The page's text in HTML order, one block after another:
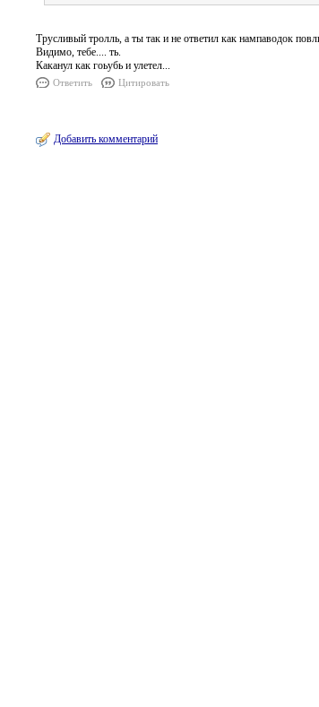
Трусливый тролль, а ты так и не ответил как нампаводок
Видимо, тебе.... ть.
Каканул как гоьубь и улетел...
Ответить Цитировать
Добавить комментарий